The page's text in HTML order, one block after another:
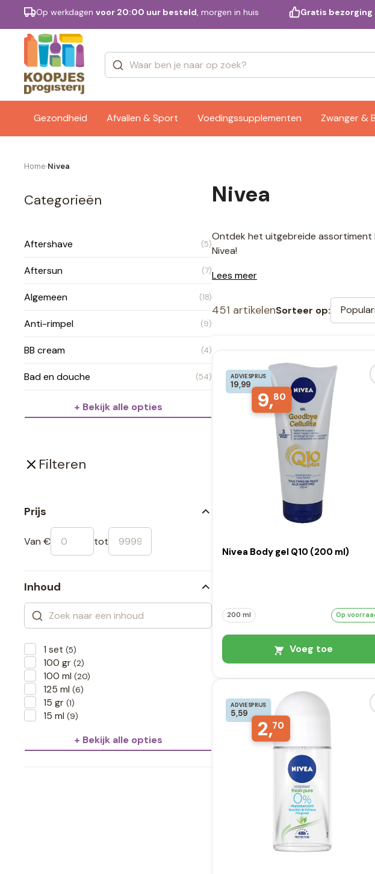
Op werkdagen voor 20:00 uur besteld, morgen in huis Gratis bezorging
Gezondheid Afvallen & Sport Voedingssupplementen Zwanger &
Merken
Home›Nivea
Categorieën
Aftershave (5)
Aftersun (7)
Algemeen (18)
Anti-rimpel (9)
BB cream (4)
Bad en douche (54)
+ Bekijk alle opties
Filteren
Prijs
Van € tot
Inhoud
1 set (5)
100 gr (2)
100 ml (20)
125 ml (6)
15 gr (1)
15 ml (9)
+ Bekijk alle opties
Nivea
Ontdek het uitgebreide assortiment
Nivea!
Lees meer
451 artikelenSorteer op:
ADVIESPRIJS
19,99
9,80
Nivea Body gel Q10 (200 ml)
200 ml Op
Voeg toe
ADVIESPRIJS
5,59
2,70